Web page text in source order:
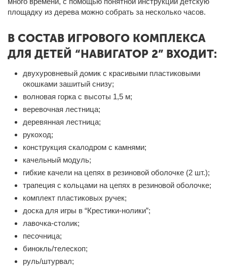
площадку из дерева можно собрать за несколько часов.
В СОСТАВ ИГРОВОГО КОМПЛЕКСА
ДЛЯ ДЕТЕЙ “НАВИГАТОР 2” ВХОДИТ:
двухуровневый домик с красивыми пластиковыми
окошками зашитый снизу;
волновая горка с высоты 1,5 м;
веревочная лестница;
деревянная лестница;
рукоход;
конструкция скалодром с камнями;
качельный модуль;
гибкие качели на цепях в резиновой оболочке (2 шт.);
трапеция с кольцами на цепях в резиновой оболочке;
комплект пластиковых ручек;
доска для игры в “Крестики-нолики”;
лавочка-столик;
песочница;
бинокль/телескоп;
руль/штурвал;